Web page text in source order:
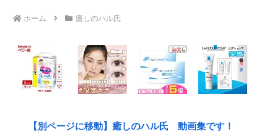
ホーム 癒しのハル氏
【別ページに移動】癒しのハル氏 動画集です！